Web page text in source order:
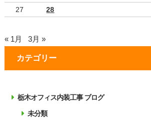
27
28
« 1月 3月 »
カテゴリー
栃木オフィス内装工事 ブログ
未分類